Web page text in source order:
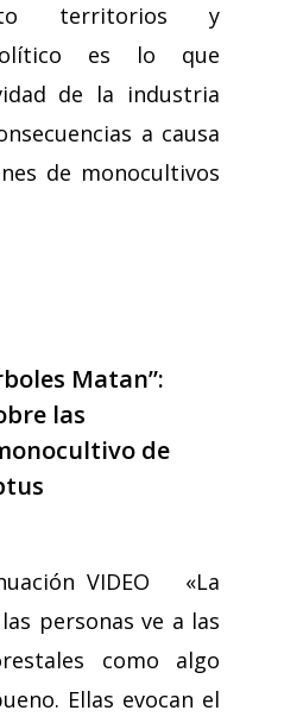
territorios y
es lo que
de la industria
a causa
de monocultivos
Matan”:
las
de
VIDEO «La
personas ve a las
como algo
Ellas evocan el